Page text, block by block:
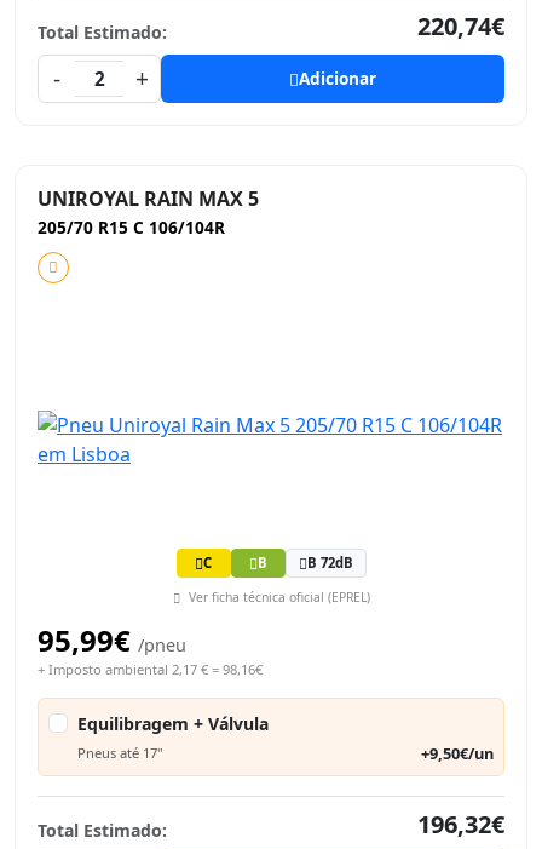
Total Estimado:
220,74€
-
2 + Adicionar
UNIROYAL RAIN MAX 5
205/70 R15 C 106/104R
C B B 72dB
Ver ficha técnica oficial (EPREL)
95,99€ /pneu
+ Imposto ambiental 2,17 € = 98,16€
Equilibragem + Válvula
Pneus até 17" +9,50€/un
Total Estimado:
196,32€